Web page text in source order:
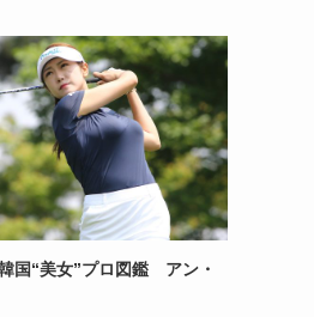
国“美女”プロ図鑑 アン・